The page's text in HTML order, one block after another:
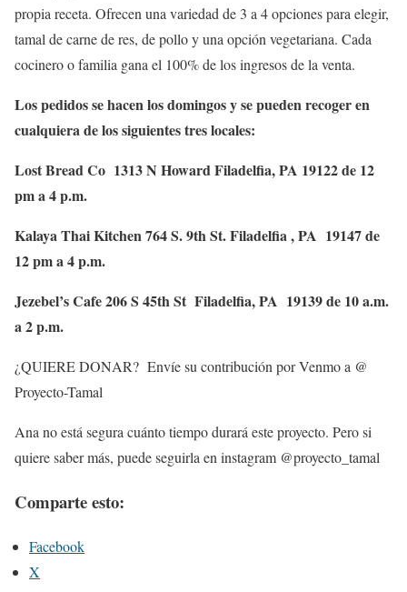
propia receta. Ofrecen una variedad de 3 a 4 opciones para elegir,
tamal de carne de res, de pollo y una opción vegetariana. Cada
cocinero o familia gana el 100% de los ingresos de la venta.
Los pedidos se hacen los domingos y se pueden recoger en
cualquiera de los siguientes tres locales:
Lost Bread Co 1313 N Howard Filadelfia, PA 19122 de 12
pm a 4 p.m.
Kalaya Thai Kitchen 764 S. 9th St. Filadelfia , PA 19147 de
12 pm a 4 p.m.
Jezebel’s Cafe 206 S 45th St Filadelfia, PA 19139 de 10 a.m.
a 2 p.m.
¿QUIERE DONAR? Envíe su contribución por Venmo a @
Proyecto-Tamal
Ana no está segura cuánto tiempo durará este proyecto. Pero si
quiere saber más, puede seguirla en instagram @proyecto_tamal
Comparte esto:
Facebook
X